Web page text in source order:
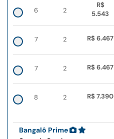
6 2
R$
5.543
7 2 R$ 6.467
7 2 R$ 6.467
8 2 R$ 7.390
Bangalô Prime